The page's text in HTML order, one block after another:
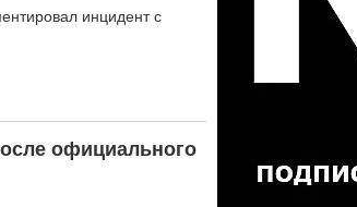
инцидент с
официального